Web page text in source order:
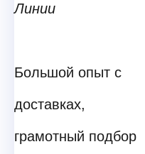
Линии
Большой опыт с
доставках,
грамотный подбор